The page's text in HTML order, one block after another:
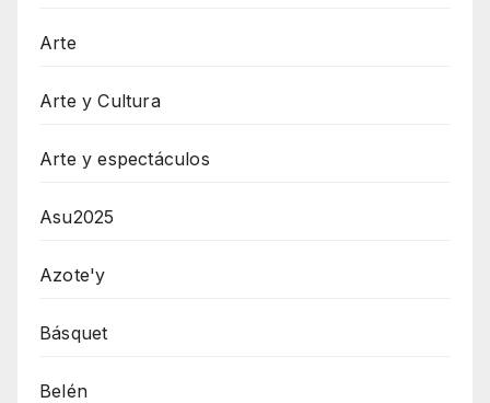
Arte
Arte y Cultura
Arte y espectáculos
Asu2025
Azote'y
Básquet
Belén